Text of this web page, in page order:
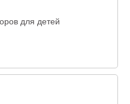
для детей